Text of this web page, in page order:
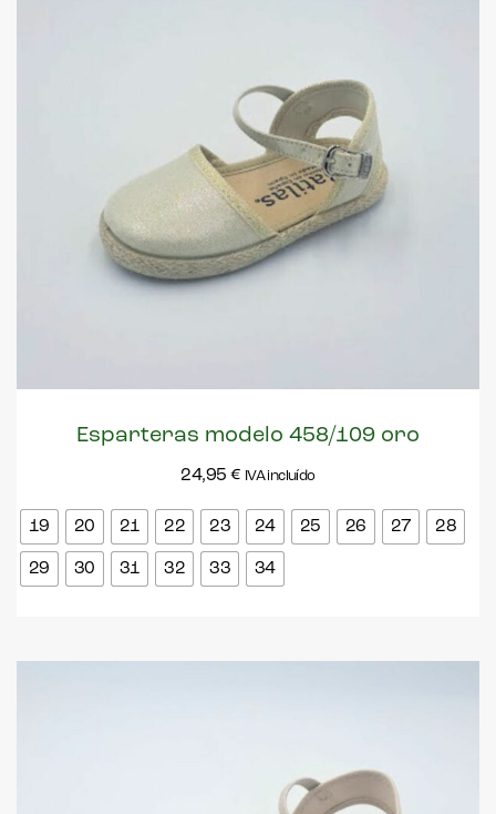
Esparteras modelo 458/109 oro
24,95 € IVA incluído
19 20 21 22 23 24 25 26 27 28
29 30 31 32 33 34